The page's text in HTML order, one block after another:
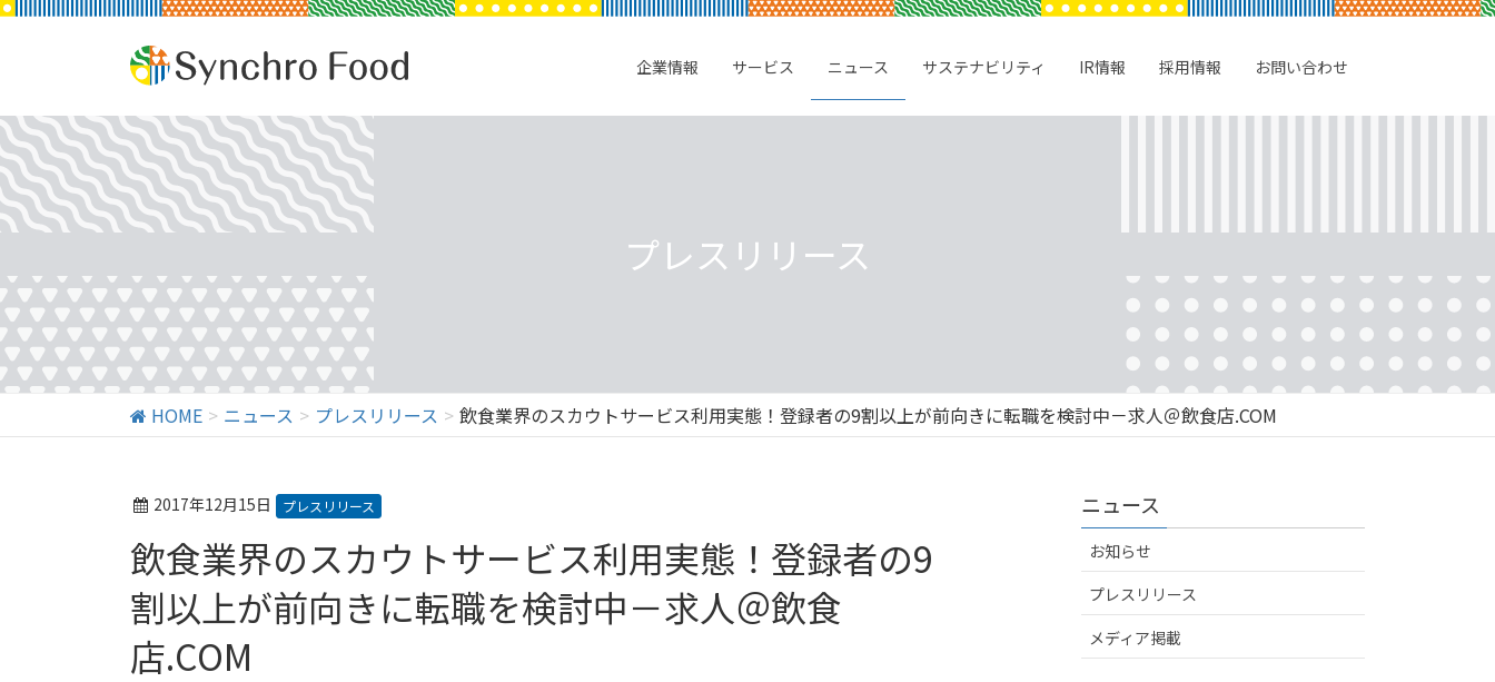
企業情報 サービス ニュース サステナビリティ IR情報 採用情報 お問い合わせ
プレスリリース
HOME ニュース プレスリリース 飲食業界のスカウトサービス利用実態！登録者の9割以上が前向きに転職を検討中－求人＠飲食店.COM
2017年12月15日 プレスリリース
飲食業界のスカウトサービス利用実態！登録者の9
割以上が前向きに転職を検討中－求人＠飲食
店.COM
ニュース
お知らせ
プレスリリース
メディア掲載